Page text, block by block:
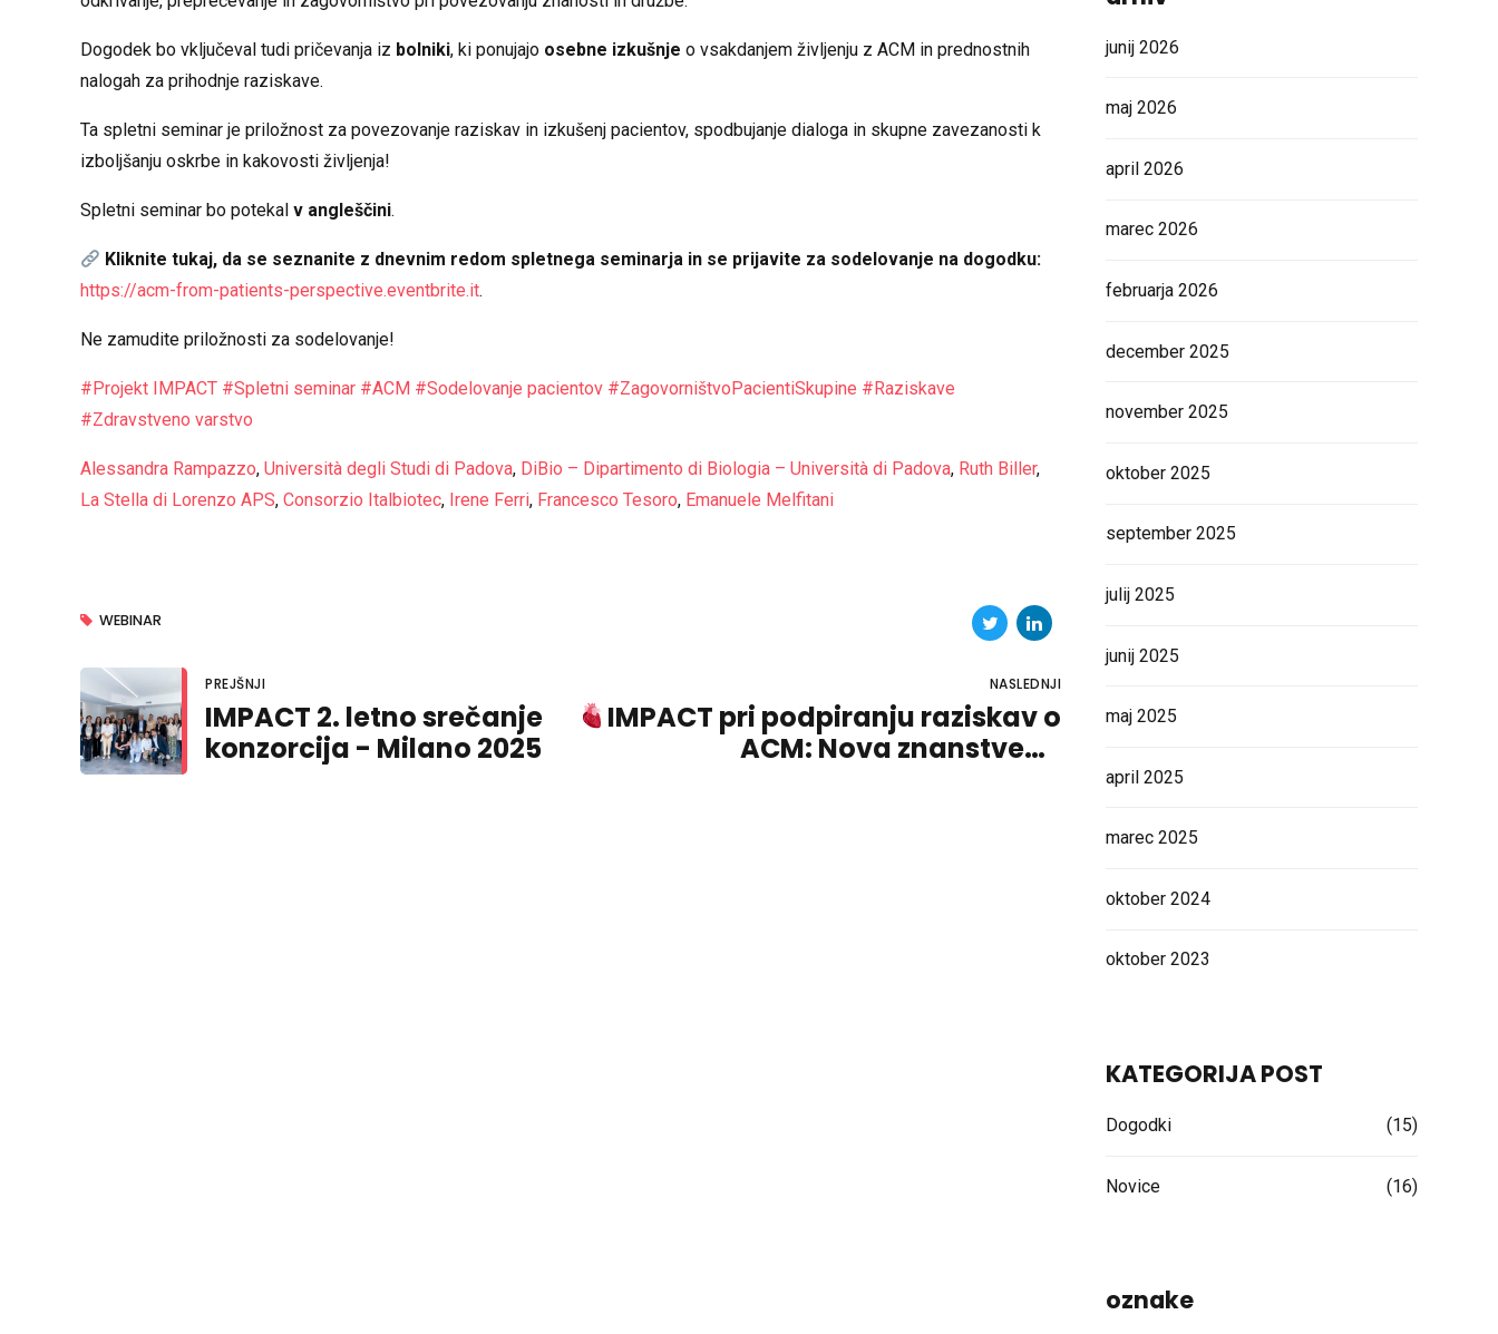
Dogodek bo vključeval tudi pričevanja iz bolniki, ki ponujajo osebne izkušnje o vsakdanjem življenju z ACM in prednostnih
nalogah za prihodnje raziskave.
Ta spletni seminar je priložnost za povezovanje raziskav in izkušenj pacientov, spodbujanje dialoga in skupne zavezanosti k
izboljšanju oskrbe in kakovosti življenja!
Spletni seminar bo potekal v angleščini.
Kliknite tukaj, da se seznanite z dnevnim redom spletnega seminarja in se prijavite za sodelovanje na dogodku:
https://acm-from-patients-perspective.eventbrite.it.
Ne zamudite priložnosti za sodelovanje!
#Projekt IMPACT #Spletni seminar #ACM #Sodelovanje pacientov #ZagovorništvoPacientiSkupine #Raziskave
#Zdravstveno varstvo
Alessandra Rampazzo, Università degli Studi di Padova, DiBio – Dipartimento di Biologia – Università di Padova, Ruth Biller,
La Stella di Lorenzo APS, Consorzio Italbiotec, Irene Ferri, Francesco Tesoro, Emanuele Melfitani
WEBINAR
PREJŠNJI
IMPACT 2. letno srečanje
konzorcija - Milano 2025
NASLEDNJI
IMPACT pri podpiranju raziskav o
ACM: Nova znanstvena
junij 2026
maj 2026
april 2026
marec 2026
februarja 2026
december 2025
november 2025
oktober 2025
september 2025
julij 2025
junij 2025
maj 2025
april 2025
marec 2025
oktober 2024
oktober 2023
KATEGORIJA POST
Dogodki (15)
Novice (16)
oznake